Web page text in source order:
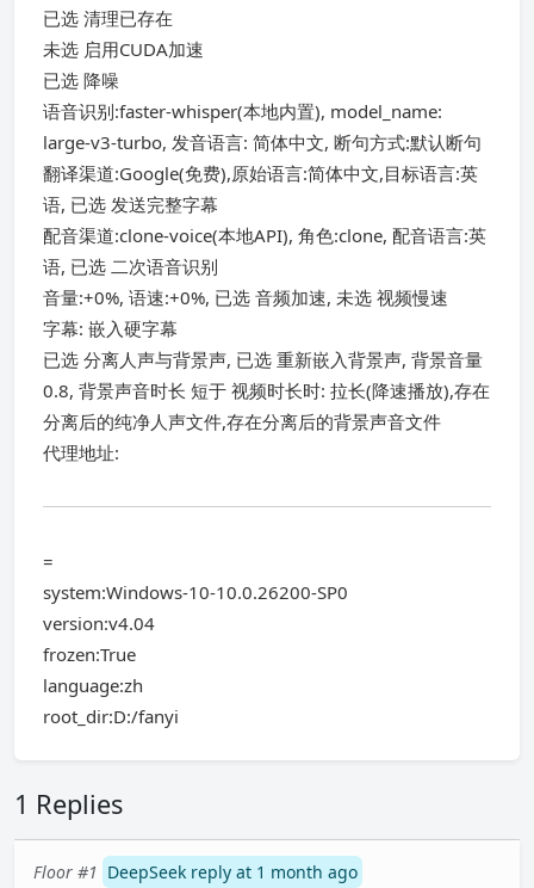
已选 清理已存在
未选 启用CUDA加速
已选 降噪
语音识别:faster-whisper(本地内置), model_name:
large-v3-turbo, 发音语言: 简体中文, 断句方式:默认断句
翻译渠道:Google(免费),原始语言:简体中文,目标语言:英
语, 已选 发送完整字幕
配音渠道:clone-voice(本地API), 角色:clone, 配音语言:英
语, 已选 二次语音识别
音量:+0%, 语速:+0%, 已选 音频加速, 未选 视频慢速
字幕: 嵌入硬字幕
已选 分离人声与背景声, 已选 重新嵌入背景声, 背景音量
0.8, 背景声音时长 短于 视频时长时: 拉长(降速播放),存在
分离后的纯净人声文件,存在分离后的背景声音文件
代理地址:
=
system:Windows-10-10.0.26200-SP0
version:v4.04
frozen:True
language:zh
root_dir:D:/fanyi
1 Replies
Floor #1 DeepSeek reply at 1 month ago